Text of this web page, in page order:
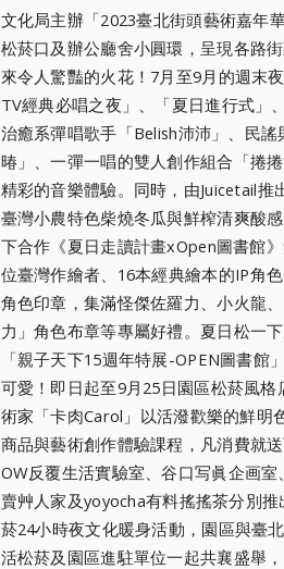
文化局主辦「2023臺北街頭藝術嘉年
松菸口及辦公廳舍小圓環，呈現各路
來令人驚豔的火花！7月至9月的週末
TV經典必唱之夜」、「夏日進行式」
治癒系彈唱歌手「Belish沛沛」、民謠
暙」、一彈一唱的雙人創作組合「捲
精彩的音樂體驗。同時，由Juicetail推
臺灣小農特色柴燒冬瓜與鮮榨清爽酸
下合作《夏日走讀計畫xOpen圖書館》
位臺灣作繪者、16本經典繪本的IP角
角色印章，集滿怪傑佐羅力、小火龍
力」角色布章等專屬好禮。夏日松一
「親子天下15週年特展-OPEN圖書館
可愛！即日起至9月25日園區松菸風格
術家「卡肉Carol」以活潑歡樂的鮮明
商品與藝術創作體驗課程，凡消費就
OW反覆生活實驗室、谷口写眞企画
賣艸人家及yoyocha有料搖搖茶分別
菸24小時夜文化暖身活動，園區與臺
活松菸及園區進駐單位一起共襄盛舉，